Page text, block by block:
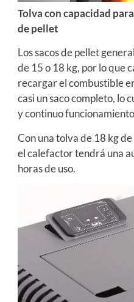
Tolva con capacidad
de pellet
Los sacos de pellet
de 15 o 18 kg, por lo que
recargar el combustible
casi un saco completo, lo
y continuo
Con una tolva de 18 kg
el calefactor tendrá una
horas de uso.